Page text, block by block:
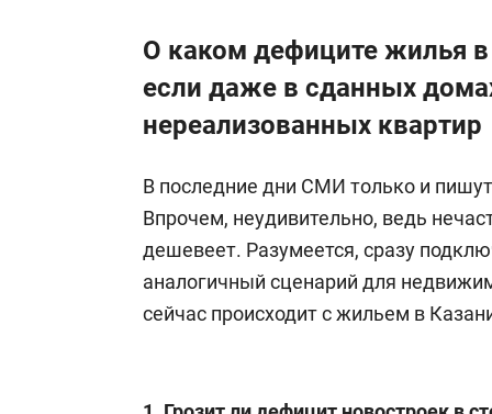
О каком дефиците жилья
если даже в сданных
нереализованных квартир
В последние дни СМИ только и
Впрочем, неудивительно, ведь
дешевеет. Разумеется, сразу
аналогичный сценарий для
сейчас происходит с жильем в